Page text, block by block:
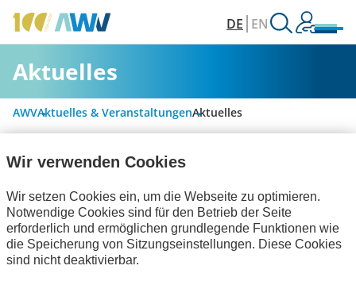
DE EN
Aktuelles
AWVAktuelles & VeranstaltungenAktuelles
Digitalisierung & Modernisierung
Wir verwenden Cookies
Wir setzen Cookies ein, um die Webseite zu optimieren.
Notwendige Cookies sind für den Betrieb der Seite
erforderlich und ermöglichen grundlegende Funktionen wie
die Speicherung von Sitzungseinstellungen. Diese Cookies
sind nicht deaktivierbar.